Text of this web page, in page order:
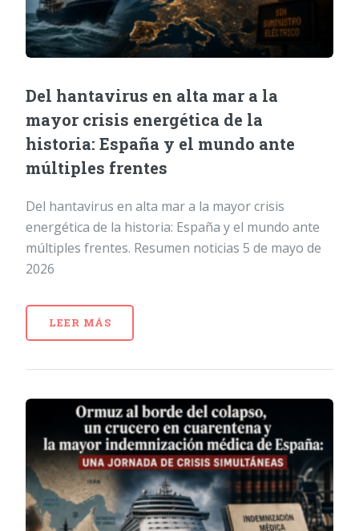
Del hantavirus en alta mar a la
mayor crisis energética de la
historia: España y el mundo ante
múltiples frentes
Del hantavirus en alta mar a la mayor crisis
energética de la historia: España y el mundo ante
múltiples frentes. Resumen noticias 5 de mayo de
2026
LEER MÁS